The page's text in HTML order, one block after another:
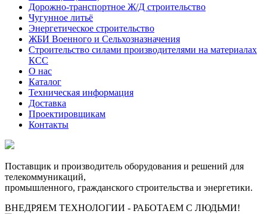
Дорожно-транспортное Ж/Д строительство
Чугунное литьё
Энергетическое строительство
ЖБИ Военного и Сельхозназначения
Строительство силами производителями на материалах
КСС
О нас
Каталог
Техническая информация
Доставка
Проектировщикам
Контакты
Поставщик и производитель оборудования и решений для
телекоммуникаций,
промышленного, гражданского строительства и энергетики.
ВНЕДРЯЕМ ТЕХНОЛОГИИ - РАБОТАЕМ С ЛЮДЬМИ!